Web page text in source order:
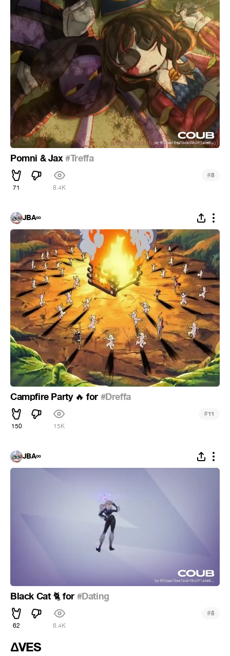
Pomni & Jax#Treffa
71 8.4K
#8
JBA∞
Campfire Party 🔥 for #Dreffa
150 15K
#11
JBA∞
Black Cat 🐈for #Dating
62 6.4K
#5
ΔVES